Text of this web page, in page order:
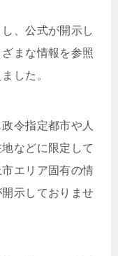
、公式が開示し
まな情報を参照
した。
令指定都市や人
などに限定して
エリア固有の情
示しておりませ